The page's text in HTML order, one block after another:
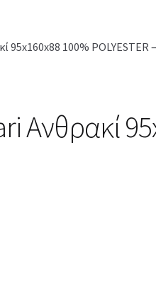
100% POLYESTER